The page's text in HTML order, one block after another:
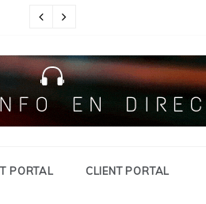
Pas moins de 80
PORTAL CLIENT PORTAL